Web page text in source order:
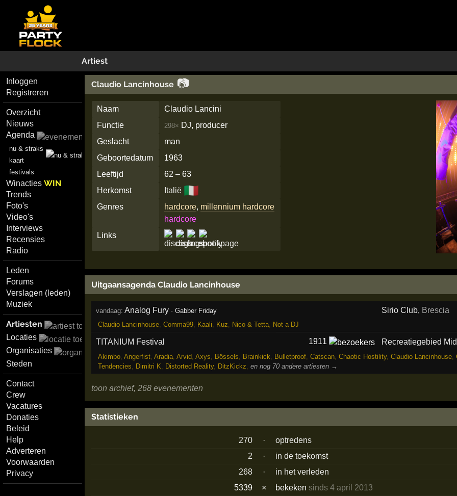
Artiest
Inloggen
Registreren
Overzicht
Nieuws
Agenda
nu & straks
kaart
festivals
WinactiesWIN
Trends
Foto's
Video's
Interviews
Recensies
Radio
Leden
Forums
Verslagen (leden)
Muziek
Artiesten
Locaties
Organisaties
Steden
Contact
Crew
Vacatures
Donaties
Beleid
Help
Adverteren
Voorwaarden
Privacy
Claudio Lancinhouse 📷
Naam
Claudio Lancini
Functie
298× DJ, producer
Geslacht
man
Geboortedatum
1963
Leeftijd
62 – 63
Herkomst
Italië 🇮🇹
Genres hardcore, millennium hardcore
hardcore
Links
Uitgaansagenda Claudio Lancinhouse
vandaag: Analog Fury ·Gabber Friday Sirio Club, Brescia
Claudio Lancinhouse, Comma99, Kaali, Kuz, Nico & Tetta, Not a DJ
TITANIUM Festival 1911 Recreatiegebied
Akimbo, Angerfist, Aradia, Arvid, Axys, Bössels, Brainkick, Bulletproof, Catscan, Chaotic Hostility, Claudio Lancinhouse,
Tendencies, Dimitri K, Distorted Reality, DitzKickz, en nog 70 andere artiesten →
toon archief, 268 evenementen
Statistieken
270 ·
optredens
2
·
in de toekomst
268
·
in het verleden
5339
× bekekensinds 4 april 2013